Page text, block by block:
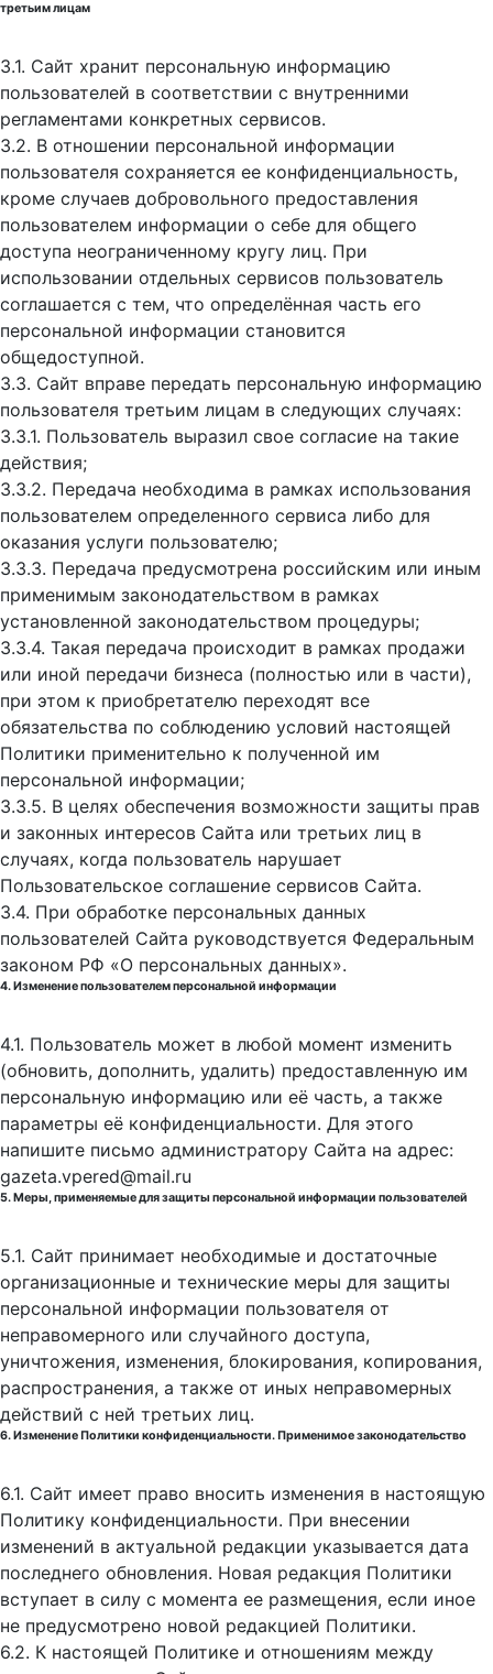
третьим лицам
3.1. Сайт хранит персональную информацию
пользователей в соответствии с внутренними
регламентами конкретных сервисов.
3.2. В отношении персональной информации
пользователя сохраняется ее конфиденциальность,
кроме случаев добровольного предоставления
пользователем информации о себе для общего
доступа неограниченному кругу лиц. При
использовании отдельных сервисов пользователь
соглашается с тем, что определённая часть его
персональной информации становится
общедоступной.
3.3. Сайт вправе передать персональную информацию
пользователя третьим лицам в следующих случаях:
3.3.1. Пользователь выразил свое согласие на такие
действия;
3.3.2. Передача необходима в рамках использования
пользователем определенного сервиса либо для
оказания услуги пользователю;
3.3.3. Передача предусмотрена российским или иным
применимым законодательством в рамках
установленной законодательством процедуры;
3.3.4. Такая передача происходит в рамках продажи
или иной передачи бизнеса (полностью или в части),
при этом к приобретателю переходят все
обязательства по соблюдению условий настоящей
Политики применительно к полученной им
персональной информации;
3.3.5. В целях обеспечения возможности защиты прав
и законных интересов Сайта или третьих лиц в
случаях, когда пользователь нарушает
Пользовательское соглашение сервисов Сайта.
3.4. При обработке персональных данных
пользователей Сайта руководствуется Федеральным
законом РФ «О персональных данных».
4. Изменение пользователем персональной информации
4.1. Пользователь может в любой момент изменить
(обновить, дополнить, удалить) предоставленную им
персональную информацию или её часть, а также
параметры её конфиденциальности. Для этого
напишите письмо администратору Сайта на адрес:
gazeta.vpered@mail.ru
5. Меры, применяемые для защиты персональной информации пользователей
5.1. Сайт принимает необходимые и достаточные
организационные и технические меры для защиты
персональной информации пользователя от
неправомерного или случайного доступа,
уничтожения, изменения, блокирования, копирования,
распространения, а также от иных неправомерных
действий с ней третьих лиц.
6. Изменение Политики конфиденциальности. Применимое законодательство
6.1. Сайт имеет право вносить изменения в настоящую
Политику конфиденциальности. При внесении
изменений в актуальной редакции указывается дата
последнего обновления. Новая редакция Политики
вступает в силу с момента ее размещения, если иное
не предусмотрено новой редакцией Политики.
6.2. К настоящей Политике и отношениям между